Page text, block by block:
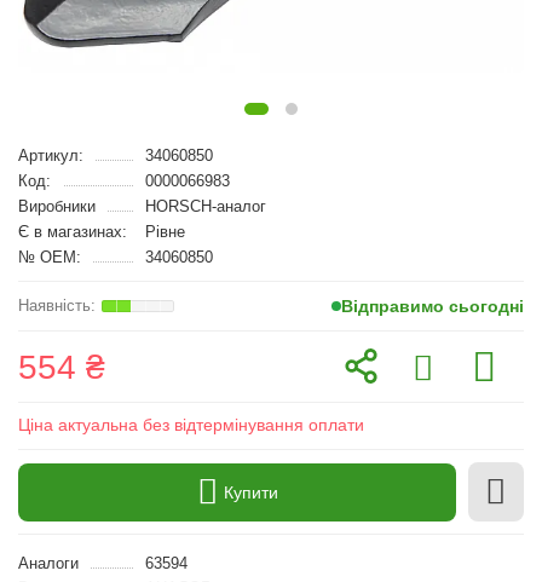
Артикул:
34060850
Код:
0000066983
Виробники
HORSCH-аналог
Є в магазинах:
Рівне
№ OEM:
34060850
Відправимо сьогодні
554 ₴
Ціна актуальна без відтермінування оплати
Купити
Аналоги
63594